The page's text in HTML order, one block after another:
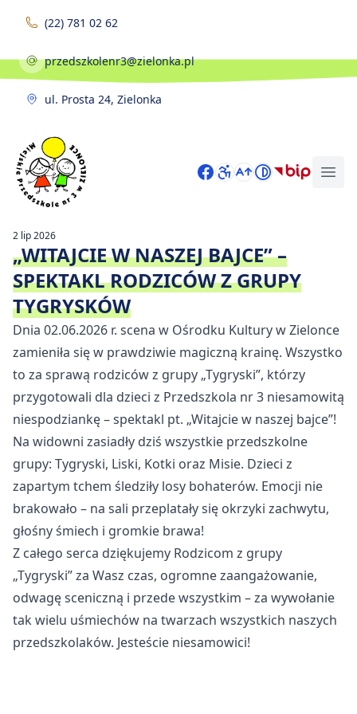
(22) 781 02 62
przedszkolenr3@zielonka.pl
ul. Prosta 24, Zielonka
Strona główna
Facebook
BIP
2 lip 2026
„WITAJCIE W NASZEJ BAJCE” –
SPEKTAKL RODZICÓW Z GRUPY
TYGRYSKÓW
Dnia 02.06.2026 r. scena w Ośrodku Kultury w Zielonce
zamieniła się w prawdziwie magiczną krainę. Wszystko
to za sprawą rodziców z grupy „Tygryski”, którzy
przygotowali dla dzieci z Przedszkola nr 3 niesamowitą
niespodziankę – spektakl pt. „Witajcie w naszej bajce”!
Na widowni zasiadły dziś wszystkie przedszkolne
grupy: Tygryski, Liski, Kotki oraz Misie. Dzieci z
zapartym tchem śledziły losy bohaterów. Emocji nie
brakowało – na sali przeplatały się okrzyki zachwytu,
głośny śmiech i gromkie brawa!
Z całego serca dziękujemy Rodzicom z grupy
„Tygryski” za Wasz czas, ogromne zaangażowanie,
odwagę sceniczną i przede wszystkim – za wywołanie
tak wielu uśmiechów na twarzach wszystkich naszych
przedszkolaków. Jesteście niesamowici!